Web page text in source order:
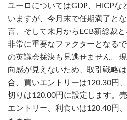
ユーロについてはGDP、HICPな
いますが、今月末で任期満了と
言、そして来月からECB新総裁
非常に重要なファクターとなる
の英議会採決も見逃せません。
向感が見えないため、取引戦略
合、買いエントリーは120.30円
切りは120.00円に設定します。
エントリー、利食いは120.40円